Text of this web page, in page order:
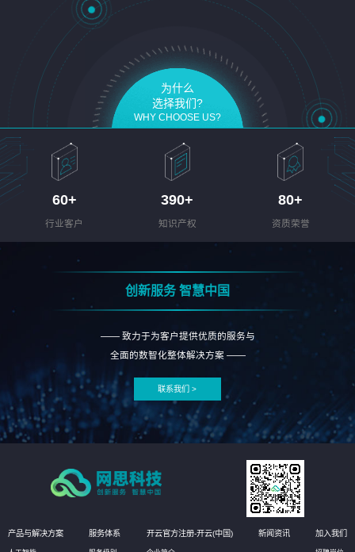
为什么
选择我们?
WHY CHOOSE US?
60+
行业客户
390+
知识产权
80+
资质荣誉
创新服务 智慧中国
—— 致力于为客户提供优质的服务与
全面的数智化整体解决方案 ——
联系我们 >
产品与解决方案 服务体系 开云官方注册-开云(中国) 新闻资讯 加入我们